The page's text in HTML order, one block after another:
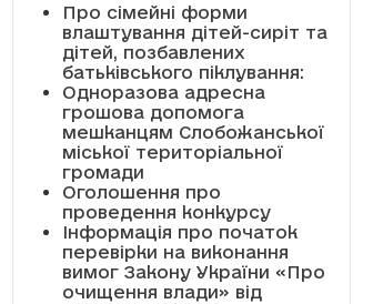
Про сімейні форми
влаштування дітей-сиріт та
дітей, позбавлених
батьківського піклування:
Одноразова адресна
грошова допомога
мешканцям Слобожанської
міської територіальної
громади
Оголошення про
проведення конкурсу
Інформація про початок
перевірки на виконання
вимог Закону України «Про
очищення влади» від